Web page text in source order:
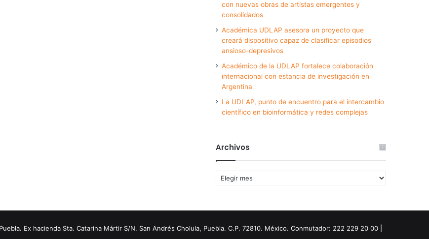
con nuevas obras de artistas emergentes y
consolidados
Académica UDLAP asesora un proyecto que
creará dispositivo capaz de clasificar episodios
ansioso-depresivos
Académico de la UDLAP fortalece colaboración
internacional con estancia de investigación en
Argentina
La UDLAP, punto de encuentro para el intercambio
científico en bioinformática y redes complejas
Archivos
Archivos
Ex hacienda Sta. Catarina Mártir S/N. San Andrés Cholula, Puebla. C.P. 72810. México. Conmutador: 222 229 20 00 |